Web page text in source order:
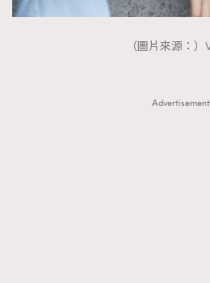
（圖片來源：）
Advertisement